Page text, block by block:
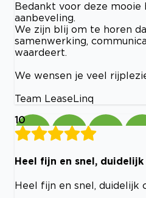
Bedankt voor deze mooie
aanbeveling.
We zijn blij om te horen
samenwerking,
waardeert.
We wensen je veel
Team LeaseLinq
10
Heel fijn en snel,
Heel fijn en snel, duidelijk